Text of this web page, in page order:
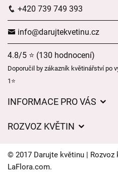
+420 739 749 393
info@darujtekvetinu.cz
4.8/5 ⭐ (130 hodnocení)
Doporučil by zákazník květinářství po
1⭐
INFORMACE PRO VÁS
Často kladené dotazy
Časy doručení květin – přehled
ROZVOZ KVĚTIN
Kam doručujeme květiny
© 2017 Darujte květinu | Rozvoz
LaFlora.com.